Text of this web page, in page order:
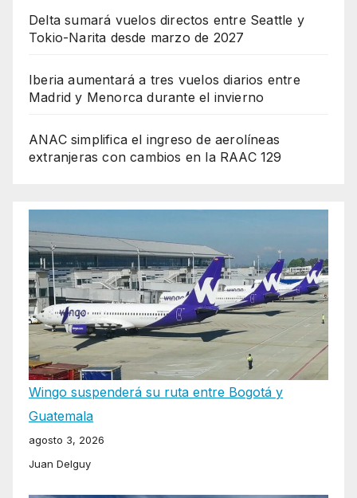
Delta sumará vuelos directos entre Seattle y
Tokio-Narita desde marzo de 2027
Iberia aumentará a tres vuelos diarios entre
Madrid y Menorca durante el invierno
ANAC simplifica el ingreso de aerolíneas
extranjeras con cambios en la RAAC 129
Wingo suspenderá su ruta entre Bogotá y
Guatemala
agosto 3, 2026
Juan Delguy